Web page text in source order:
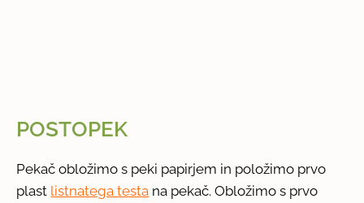
POSTOPEK
Pekač obložimo s peki papirjem in položimo prvo
plast listnatega testa na pekač. Obložimo s prvo